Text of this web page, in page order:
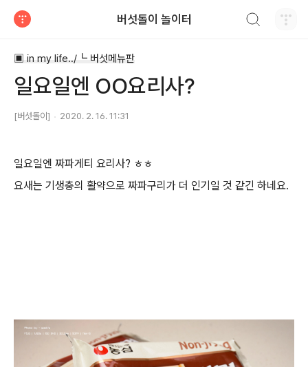
버섯돌이 놀이터
▣ in my life../┗ 버섯메뉴판
일요일엔 OO요리사?
[버섯돌이] 2020. 2. 16. 11:31
일요일엔 짜파게티 요리사? ㅎㅎ
요새는 기생충의 활약으로 짜파구리가 더 인기일 것 같긴 하네요.